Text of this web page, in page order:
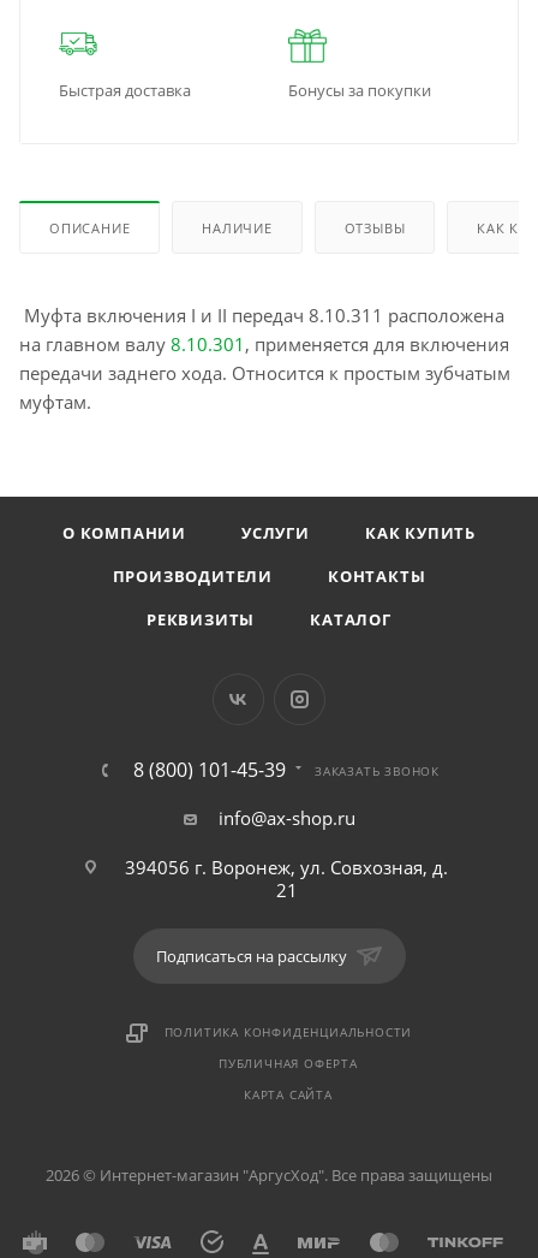
Быстрая доставка Бонусы за покупки
ОПИСАНИЕ НАЛИЧИЕ ОТЗЫВЫ КАК
Муфта включения I и II передач 8.10.311 расположена
на главном валу 8.10.301 , применяется для включения
передачи заднего хода. Относится к простым зубчатым
муфтам.
О КОМПАНИИ УСЛУГИ
КАК КУПИТЬ
ПРОИЗВОДИТЕЛИ
КОНТАКТЫ
РЕКВИЗИТЫ
КАТАЛОГ
8 (800) 101-45-39 ЗАКАЗАТЬ ЗВОНОК
info@ax-shop.ru
394056 г. Воронеж, ул. Совхозная, д.
21
Подписаться на рассылку
ПОЛИТИКА КОНФИДЕНЦИАЛЬНОСТИ
ПУБЛИЧНАЯ ОФЕРТА
КАРТА САЙТА
2026 © Интернет-магазин "АргусХод". Все права защищены